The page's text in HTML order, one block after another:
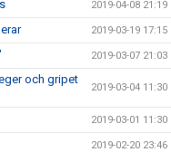
2019-04-08 21:19
2019-03-19 17:15
2019-03-07 21:03
och gripet
2019-03-04 11:30
2019-03-01 11:30
2019-02-20 23:46